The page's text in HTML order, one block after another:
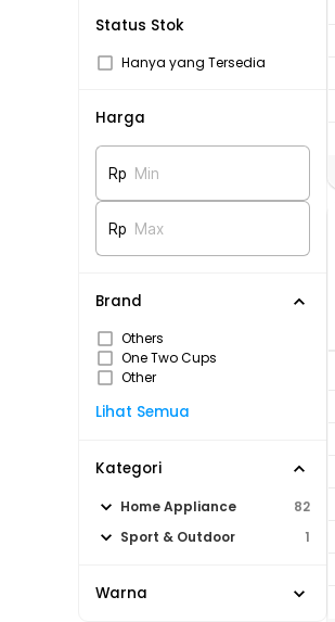
Status Stok
Hanya yang Tersedia
Harga
Rp Min
Rp Max
Brand
Others
One Two Cups
Other
Lihat Semua
Kategori
Home Appliance
82
Sport & Outdoor
1
Warna